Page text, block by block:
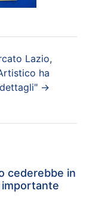
Lazio,
ha
→
cederebbe in